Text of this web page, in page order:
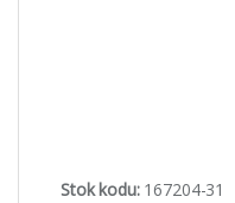
Stok kodu: 167204-31